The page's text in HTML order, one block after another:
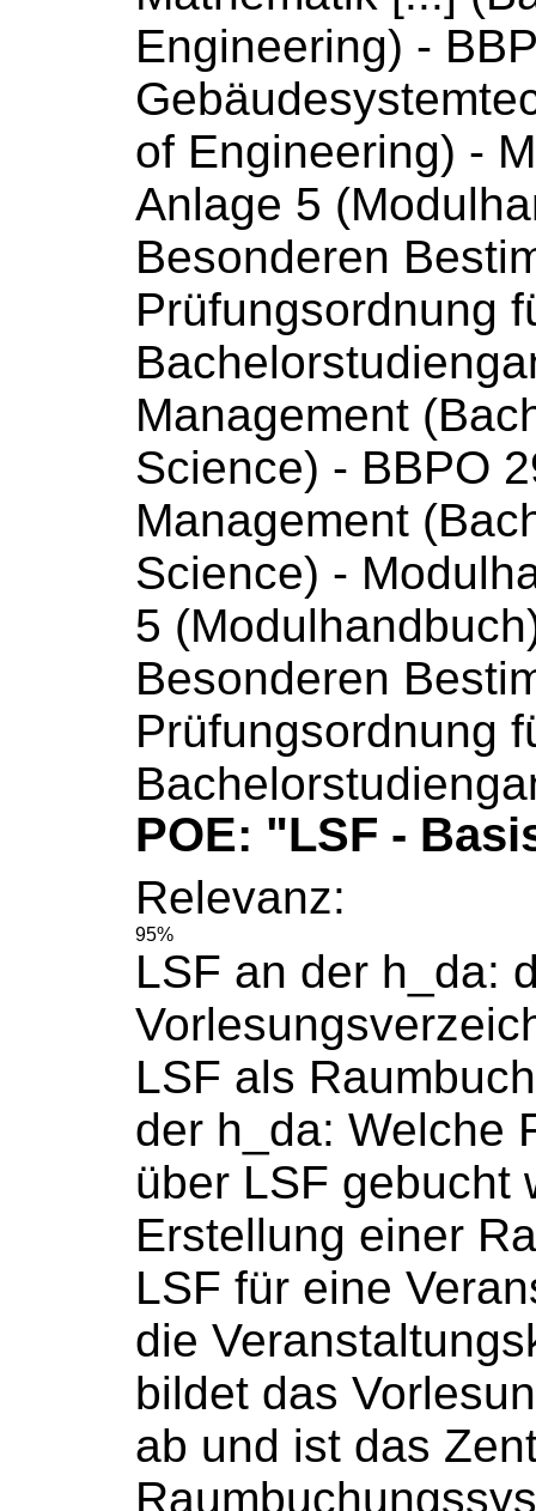
Engineering) -
of Engineering) -
Anlage 5 (
Besonderen
Prüfungsordnung
Management
Science) - BBPO
Management
Science) -
5 (Modulhandbuch
Besonderen
Prüfungsordnung
POE: "LSF -
Relevanz:
95%
LSF an der h_da:
LSF als
der h_da: Welche
über LSF gebucht
Erstellung einer
LSF für eine
die
bildet das
ab und ist das